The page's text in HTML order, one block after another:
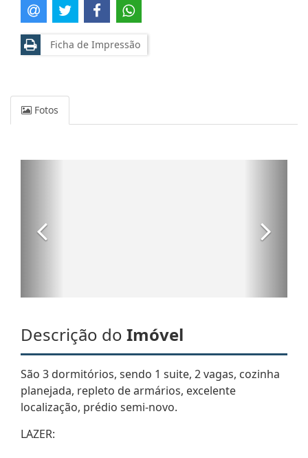
Ficha de Impressão
Fotos
Descrição do Imóvel
São 3 dormitórios, sendo 1 suite, 2 vagas, cozinha
planejada, repleto de armários, excelente
localização, prédio semi-novo.
LAZER: